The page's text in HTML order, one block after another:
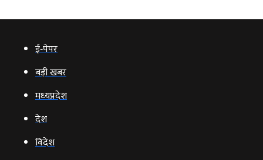
ई‑पेपर
बड़ी खबर
मध्‍यप्रदेश
देश
विदेश